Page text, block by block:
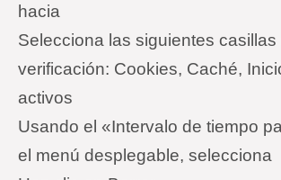
hacia
Selecciona las siguientes casillas
verificación: Cookies, Caché,
activos
Usando el «Intervalo de tiempo
el menú desplegable, selecciona